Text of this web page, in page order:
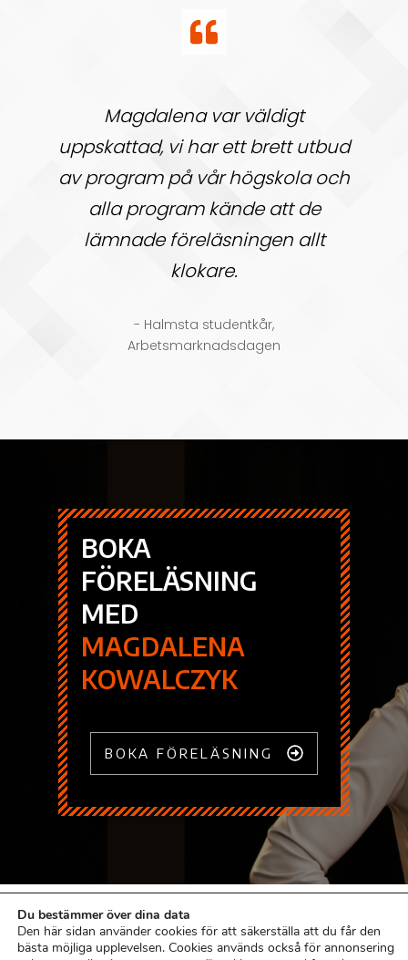
Magdalena var väldigt
uppskattad, vi har ett brett utbud
av program på vår högskola och
alla program kände att de
lämnade föreläsningen allt
klokare.
- Halmsta studentkår,
Arbetsmarknadsdagen
BOKA
FÖRELÄSNING
MED
MAGDALENA
KOWALCZYK
BOKA FÖRELÄSNING
Du bestämmer över dina data
Den här sidan använder cookies för att säkerställa att du får den
bästa möjliga upplevelsen. Cookies används också för annonsering